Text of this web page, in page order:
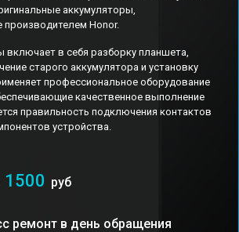
аккумуляторы,
Honor.
включает в себя разборку планшета,
старого аккумулятора и установку
профессиональное оборудование
качественное выполнение
правильность подключения контактов
устройства.
1500 руб
ремонт в день обращения